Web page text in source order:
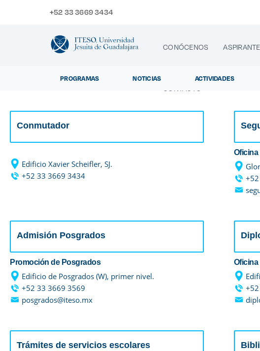
+52 33 3669 3434
CONÓCENOS
CONTACTO
PROGRAMAS NOTICIAS ACTIVIDADES
Explora
Enlaces de
Becas
Conmutador
Edificio Xavier Scheifler, SJ.
+52 33 3669 3434
Oficina
Admisión Posgrados
Promoción de Posgrados
Edificio de Posgrados (W), primer nivel.
+52 33 3669 3569
posgrados@iteso.mx
Trámites de servicios escolares